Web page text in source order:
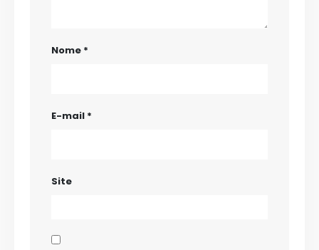
Nome *
E-mail *
Site